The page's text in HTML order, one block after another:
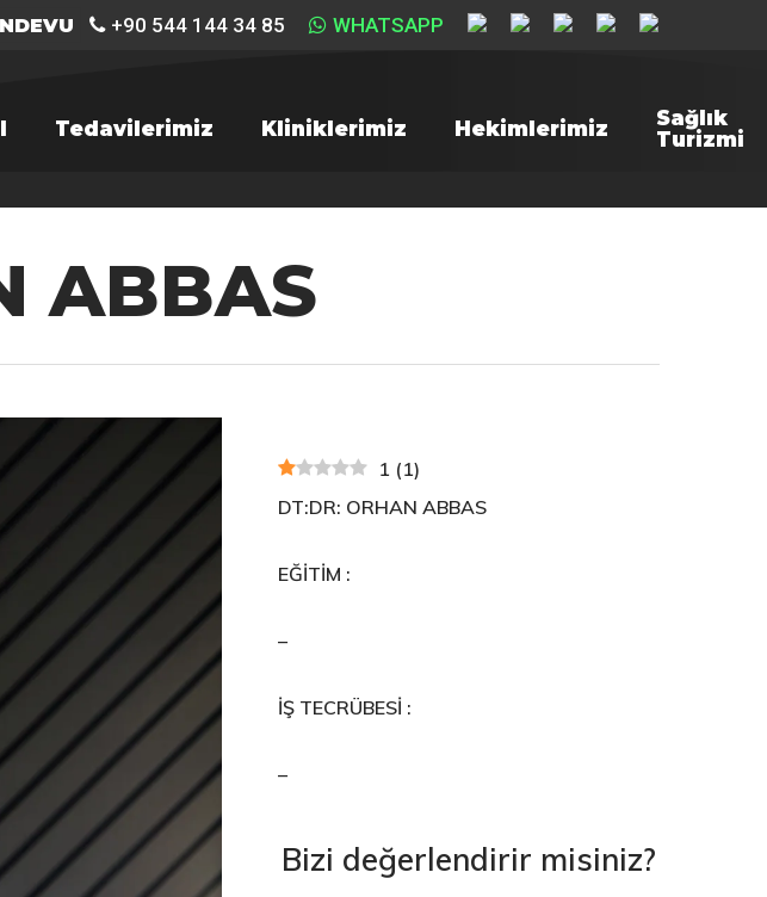
+90 544 144 34 85 WHATSAPP
Tedavilerimiz Kliniklerimiz Hekimlerimiz
Sağlık
Turizmi
ABBAS
1 (1)
DT:DR: ORHAN ABBAS
EĞİTİM :
–
İŞ TECRÜBESİ :
–
Bizi değerlendirir misiniz?